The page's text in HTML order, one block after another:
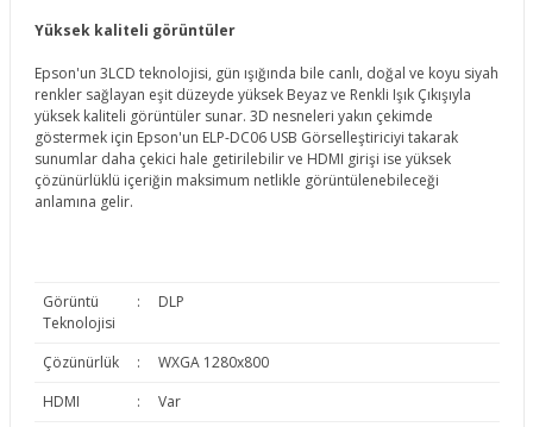
Yüksek kaliteli görüntüler
Epson'un 3LCD teknolojisi, gün ışığında bile canlı, doğal ve koyu siyah
renkler sağlayan eşit düzeyde yüksek Beyaz ve Renkli Işık Çıkışıyla
yüksek kaliteli görüntüler sunar. 3D nesneleri yakın çekimde
göstermek için Epson'un ELP-DC06 USB Görselleştiriciyi takarak
sunumlar daha çekici hale getirilebilir ve HDMI girişi ise yüksek
çözünürlüklü içeriğin maksimum netlikle görüntülenebileceği
anlamına gelir.
Görüntü
Teknolojisi
: DLP
Çözünürlük :
WXGA 1280x800
HDMI
:
Var